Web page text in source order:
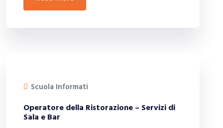
Scuola Informati
Operatore della Ristorazione – Servizi di
Sala e Bar